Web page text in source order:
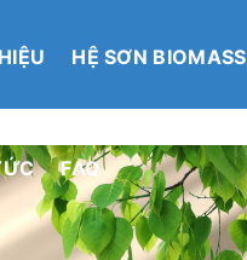
HỆ SƠN BIOMASS
FAQ